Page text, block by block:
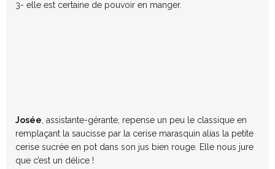
3- elle est certaine de pouvoir en manger.
Josée, assistante-gérante, repense un peu le classique en
remplaçant la saucisse par la cerise marasquin alias la petite
cerise sucrée en pot dans son jus bien rouge. Elle nous jure
que c’est un délice !